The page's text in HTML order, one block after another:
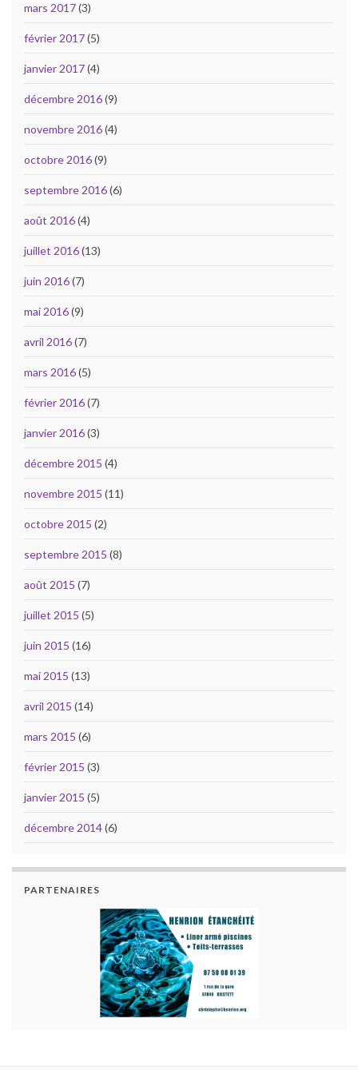
mars 2017(3)
février 2017(5)
janvier 2017(4)
décembre 2016(9)
novembre 2016(4)
octobre 2016(9)
septembre 2016(6)
août 2016(4)
juillet 2016(13)
juin 2016(7)
mai 2016(9)
avril 2016(7)
mars 2016(5)
février 2016(7)
janvier 2016(3)
décembre 2015 (4)
novembre 2015 (11)
octobre 2015 (2)
septembre 2015 (8)
août 2015 (7)
juillet 2015 (5)
juin 2015 (16)
mai 2015 (13)
avril 2015 (14)
mars 2015 (6)
février 2015 (3)
janvier 2015 (5)
décembre 2014(6)
PARTENAIRES